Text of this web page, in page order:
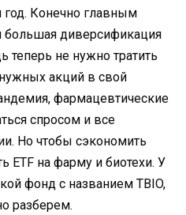
год. Конечно главным
большая диверсификация
теперь не нужно тратить
акций в свой
фармацевтические
спросом и все
Но чтобы сэкономить
ETF на фарму и биотехи. У
фонд с названием TBIO,
разберем.